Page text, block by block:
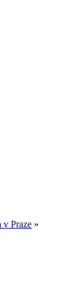
v Praze »